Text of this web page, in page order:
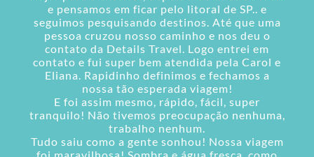
e pensamos em ficar pelo litoral de SP.. e
seguimos pesquisando destinos. Até que uma
pessoa cruzou nosso caminho e nos deu o
contato da Details Travel. Logo entrei em
contato e fui super bem atendida pela Carol e
Eliana. Rapidinho definimos e fechamos a
nossa tão esperada viagem!
E foi assim mesmo, rápido, fácil, super
tranquilo! Não tivemos preocupação nenhuma,
trabalho nenhum.
Tudo saiu como a gente sonhou! Nossa viagem